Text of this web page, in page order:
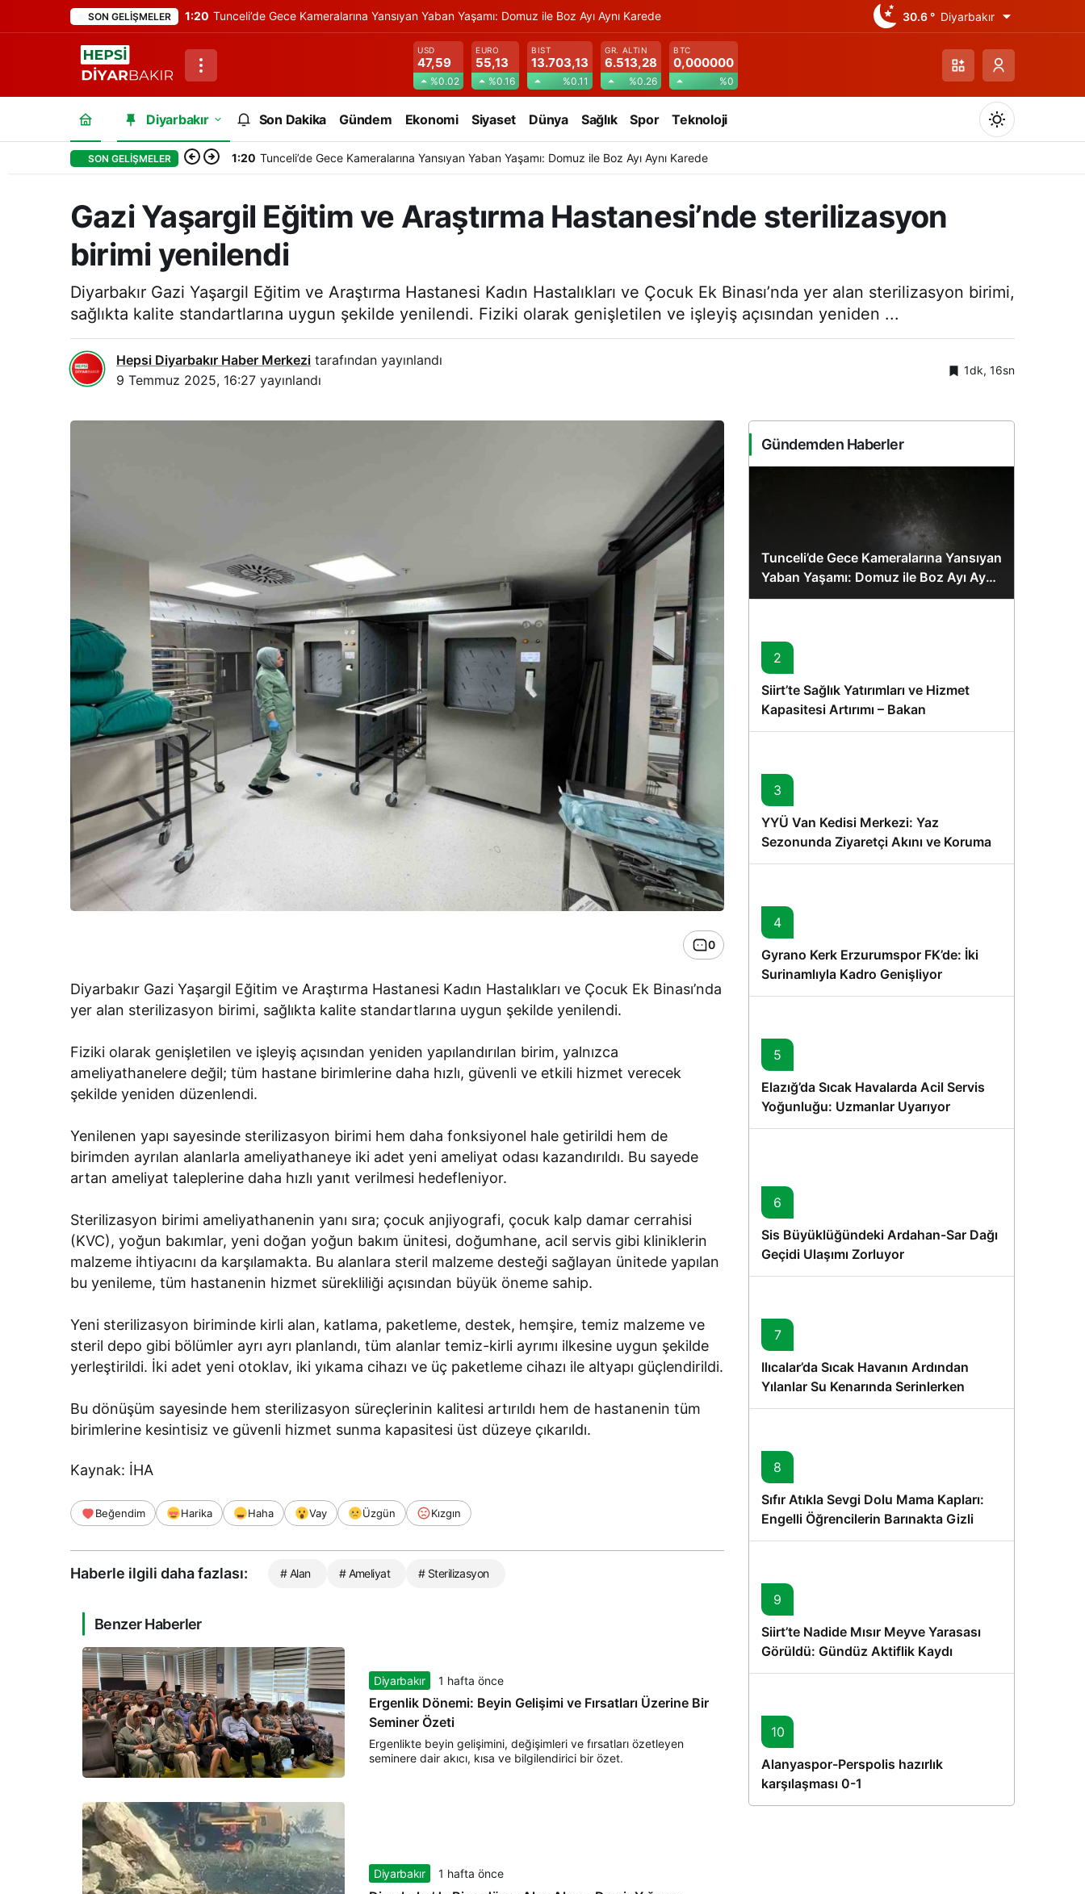
SON GELIŞMELER 1:20 Tunceli’de Gece Kameralarına Yansıyan Yaban Yaşamı: Domuz ile Boz Ayı Aynı Karede 30.6 ° Diyarbakır
USD
47,59
%0.02
EURO
55,13
%0.16
BIST
13.703,13
%0.11
GR. ALTIN
6.513,28
%0.26
BTC
0,000000
%0
Diyarbakır Son Dakika Gündem Ekonomi Siyaset Dünya Sağlık Spor Teknoloji
Gece Modu
Gece modunu seçin.
SON GELIŞMELER 1:20 Tunceli’de Gece Kameralarına Yansıyan Yaban Yaşamı: Domuz ile Boz Ayı Aynı Karede
Gazi Yaşargil Eğitim ve Araştırma Hastanesi’nde sterilizasyon
birimi yenilendi
Diyarbakır Gazi Yaşargil Eğitim ve Araştırma Hastanesi Kadın Hastalıkları ve Çocuk Ek Binası’nda yer alan sterilizasyon birimi,
sağlıkta kalite standartlarına uygun şekilde yenilendi. Fiziki olarak genişletilen ve işleyiş açısından yeniden ...
Hepsi Diyarbakır Haber Merkezi tarafından yayınlandı
9 Temmuz 2025, 16:27 yayınlandı
1dk, 16sn
0
Diyarbakır Gazi Yaşargil Eğitim ve Araştırma Hastanesi Kadın Hastalıkları ve Çocuk Ek Binası’nda
yer alan sterilizasyon birimi, sağlıkta kalite standartlarına uygun şekilde yenilendi.
Fiziki olarak genişletilen ve işleyiş açısından yeniden yapılandırılan birim, yalnızca
ameliyathanelere değil; tüm hastane birimlerine daha hızlı, güvenli ve etkili hizmet verecek
şekilde yeniden düzenlendi.
Yenilenen yapı sayesinde sterilizasyon birimi hem daha fonksiyonel hale getirildi hem de
birimden ayrılan alanlarla ameliyathaneye iki adet yeni ameliyat odası kazandırıldı. Bu sayede
artan ameliyat taleplerine daha hızlı yanıt verilmesi hedefleniyor.
Sterilizasyon birimi ameliyathanenin yanı sıra; çocuk anjiyografi, çocuk kalp damar cerrahisi
(KVC), yoğun bakımlar, yeni doğan yoğun bakım ünitesi, doğumhane, acil servis gibi kliniklerin
malzeme ihtiyacını da karşılamakta. Bu alanlara steril malzeme desteği sağlayan ünitede yapılan
bu yenileme, tüm hastanenin hizmet sürekliliği açısından büyük öneme sahip.
Yeni sterilizasyon biriminde kirli alan, katlama, paketleme, destek, hemşire, temiz malzeme ve
steril depo gibi bölümler ayrı ayrı planlandı, tüm alanlar temiz-kirli ayrımı ilkesine uygun şekilde
yerleştirildi. İki adet yeni otoklav, iki yıkama cihazı ve üç paketleme cihazı ile altyapı güçlendirildi.
Bu dönüşüm sayesinde hem sterilizasyon süreçlerinin kalitesi artırıldı hem de hastanenin tüm
birimlerine kesintisiz ve güvenli hizmet sunma kapasitesi üst düzeye çıkarıldı.
Kaynak: İHA
Beğendim Harika Haha Vay Üzgün Kızgın
Haberle ilgili daha fazlası: # Alan # Ameliyat # Sterilizasyon
Benzer Haberler
Diyarbakır 1 hafta önce
Ergenlik Dönemi: Beyin Gelişimi ve Fırsatları Üzerine Bir
Seminer Özeti
Ergenlikte beyin gelişimini, değişimleri ve fırsatları özetleyen
seminere dair akıcı, kısa ve bilgilendirici bir özet.
Diyarbakır 1 hafta önce
Gündemden Haberler
Tunceli’de Gece Kameralarına Yansıyan
Yaban Yaşamı: Domuz ile Boz Ayı Aynı
Karede
2
Siirt’te Sağlık Yatırımları ve Hizmet
Kapasitesi Artırımı – Bakan
Memişoğlu’nun Ziyareti
3
YYÜ Van Kedisi Merkezi: Yaz
Sezonunda Ziyaretçi Akını ve Koruma
Vurgusu
4
Gyrano Kerk Erzurumspor FK’de: İki
Surinamlıyla Kadro Genişliyor
5
Elazığ’da Sıcak Havalarda Acil Servis
Yoğunluğu: Uzmanlar Uyarıyor
6
Sis Büyüklüğündeki Ardahan-Sar Dağı
Geçidi Ulaşımı Zorluyor
7
Ilıcalar’da Sıcak Havanın Ardından
Yılanlar Su Kenarında Serinlerken
Görüntülendi
8
Sıfır Atıkla Sevgi Dolu Mama Kapları:
Engelli Öğrencilerin Barınakta Gizli
Dostları İçin Gönüllü Proje
9
Siirt’te Nadide Mısır Meyve Yarasası
Görüldü: Gündüz Aktiflik Kaydı
10
Alanyaspor-Perspolis hazırlık
karşılaşması 0-1